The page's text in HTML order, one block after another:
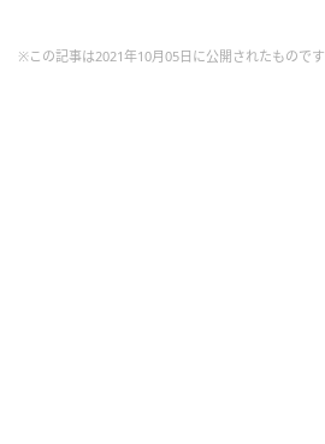
※この記事は2021年10月05日に公開されたものです